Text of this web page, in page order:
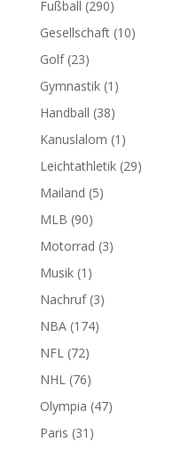
Fußball (290)
Gesellschaft(10)
Golf(23)
Gymnastik(1)
Handball (38)
Kanuslalom (1)
Leichtathletik(29)
Mailand (5)
MLB (90)
Motorrad (3)
Musik(1)
Nachruf(3)
NBA(174)
NFL(72)
NHL(76)
Olympia (47)
Paris (31)